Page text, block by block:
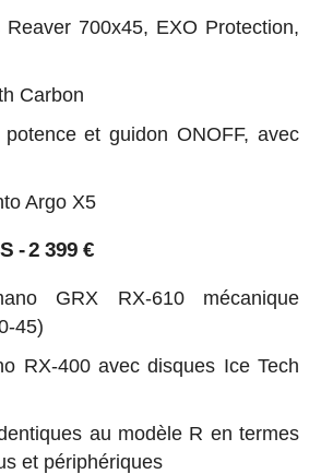
Reaver 700x45, EXO Protection,
Carbon
et guidon ONOFF, avec
Argo X5
- 2 399 €
GRX RX-610 mécanique
45)
RX-400 avec disques Ice Tech
au modèle R en termes
et périphériques